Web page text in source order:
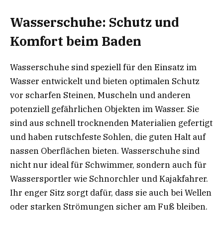
Wasserschuhe: Schutz und
Komfort beim Baden
Wasserschuhe sind speziell für den Einsatz im
Wasser entwickelt und bieten optimalen Schutz
vor scharfen Steinen, Muscheln und anderen
potenziell gefährlichen Objekten im Wasser. Sie
sind aus schnell trocknenden Materialien gefertigt
und haben rutschfeste Sohlen, die guten Halt auf
nassen Oberflächen bieten. Wasserschuhe sind
nicht nur ideal für Schwimmer, sondern auch für
Wassersportler wie Schnorchler und Kajakfahrer.
Ihr enger Sitz sorgt dafür, dass sie auch bei Wellen
oder starken Strömungen sicher am Fuß bleiben.